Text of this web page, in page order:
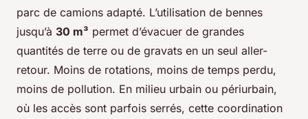
parc de camions adapté. L’utilisation de bennes
jusqu’à 30 m³ permet d’évacuer de grandes
quantités de terre ou de gravats en un seul aller-
retour. Moins de rotations, moins de temps perdu,
moins de pollution. En milieu urbain ou périurbain,
où les accès sont parfois serrés, cette coordination